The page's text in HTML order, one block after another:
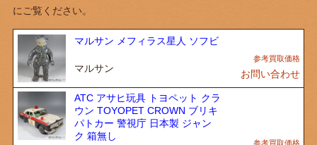
にご覧ください。
マルサン メフィラス星人 ソフビ
マルサン お問い合わせ
ATC アサヒ玩具 トヨペット クラ
ウン TOYOPET CROWN ブリキ
パトカー 警視庁 日本製 ジャン
ク 箱無し